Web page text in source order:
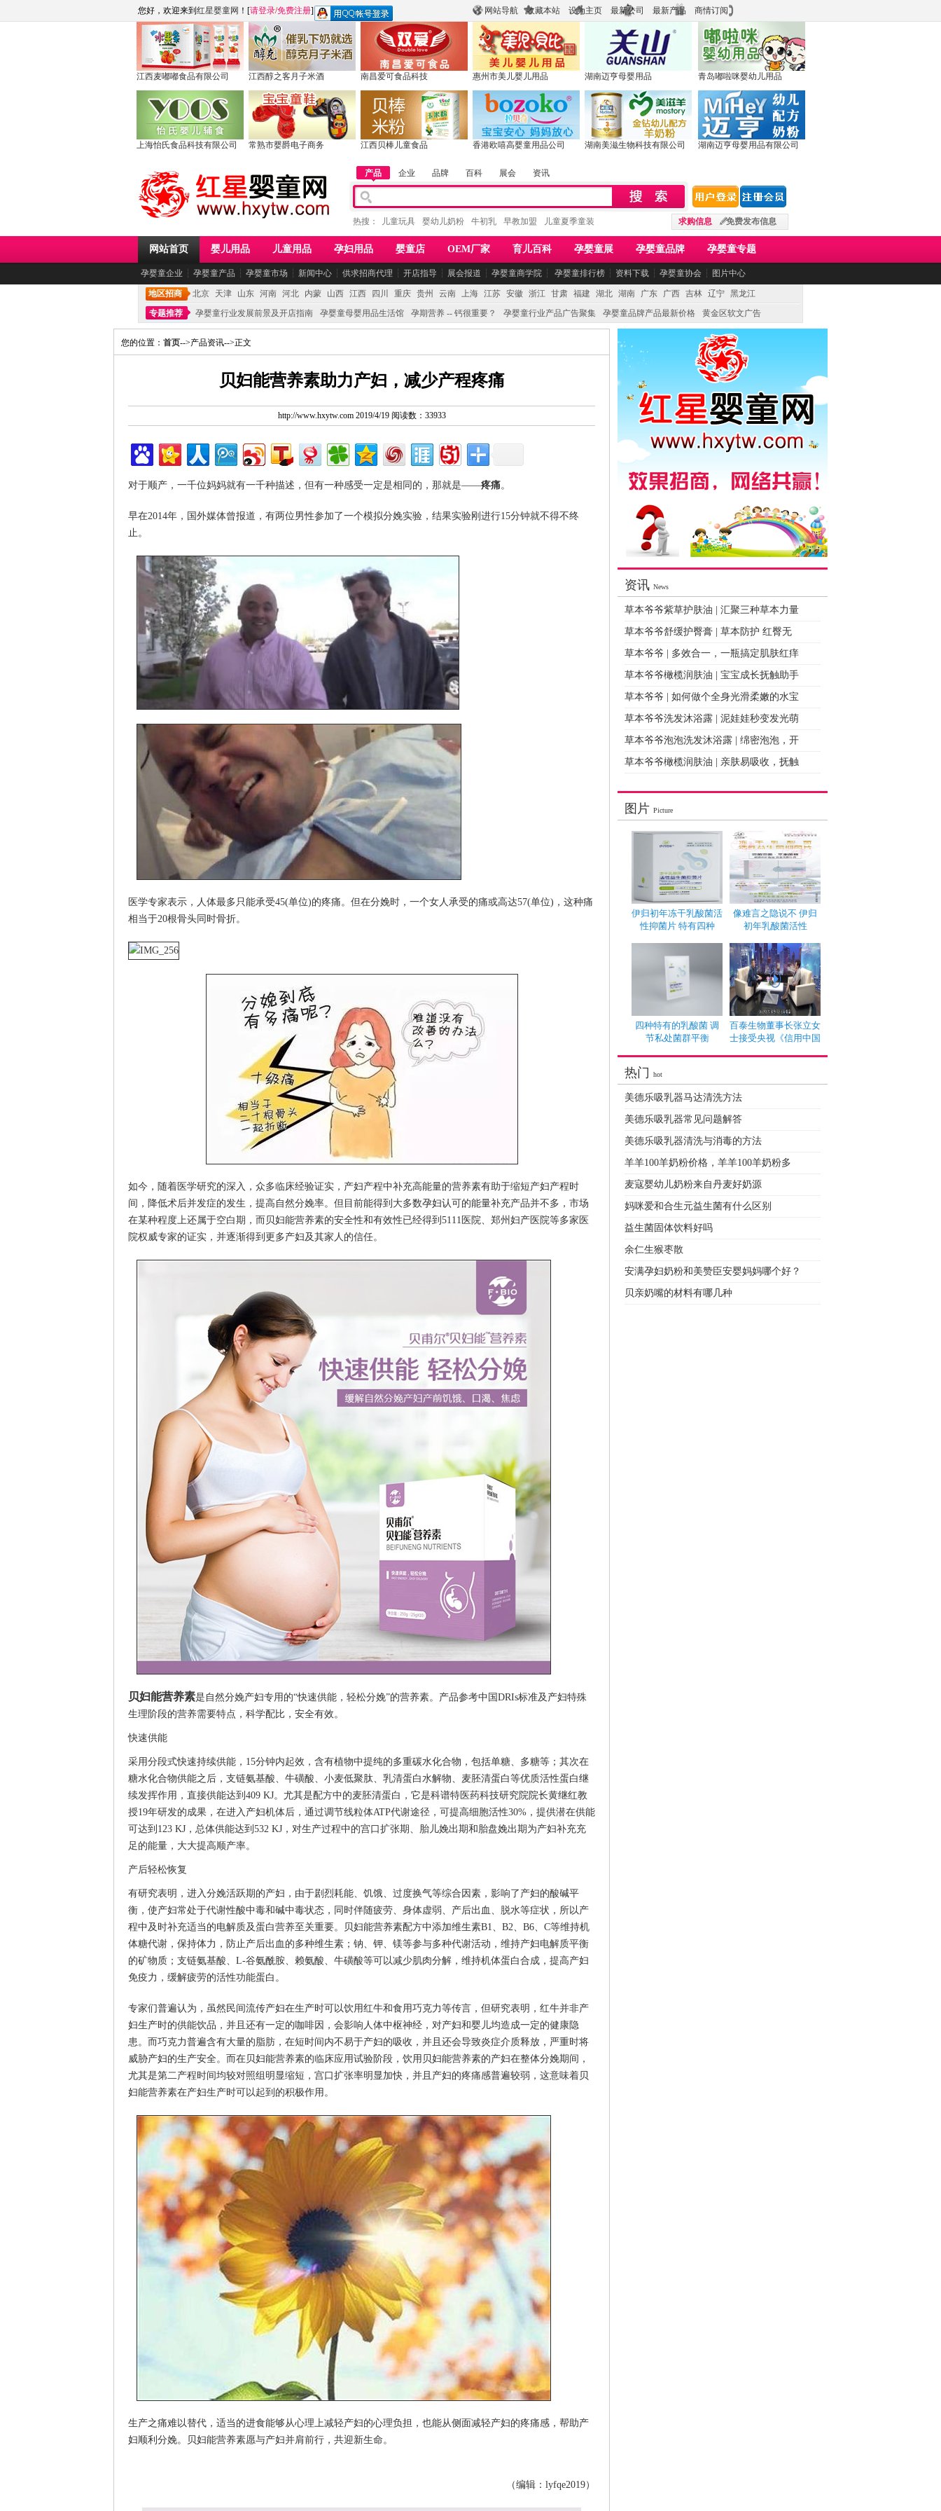
网站导航 收藏本站 设为主页 最新公司 最新产品 商情订阅
您好，欢迎来到 红星婴童网 ！[请登录/免费注册]
江西麦嘟嘟食品有限公司 江西醇之客月子米酒 南昌爱可食品科技 惠州市美儿婴儿用品 湖南迈亨母婴用品 青岛嘟啦咪婴幼儿用品
上海怡氏食品科技有限公司 常熟市婴爵电子商务 江西贝棒儿童食品 香港欧嘻高婴童用品公司 湖南美滋生物科技有限公司 湖南迈亨母婴用品有限公司
产品 企业 品牌 百科 展会 资讯
求购信息 免费发布信息
热搜： 儿童玩具 婴幼儿奶粉 牛初乳 早教加盟 儿童夏季童装
网站首页 婴儿用品 儿童用品 孕妇用品 婴童店 OEM厂家 育儿百科 孕婴童展 孕婴童品牌 孕婴童专题
孕婴童企业 ┆ 孕婴童产品 ┆ 孕婴童市场 ┆ 新闻中心 ┆ 供求招商代理 ┆ 开店指导 ┆ 展会报道 ┆ 孕婴童商学院 ┆ 孕婴童排行榜 ┆ 资料下载 ┆ 孕婴童协会 ┆ 图片中心
地区招商 北京 天津 山东 河南 河北 内蒙 山西 江西 四川 重庆 贵州 云南 上海 江苏 安徽 浙江 甘肃 福建 湖北 湖南 广东 广西 吉林 辽宁 黑龙江
专题推荐
孕婴童行业发展前景及开店指南 孕婴童母婴用品生活馆 孕期营养 -- 钙很重要？ 孕婴童行业产品广告聚集 孕婴童品牌产品最新价格 黄金区软文广告
您的位置： 首页-->产品资讯-->正文
贝妇能营养素助力产妇，减少产程疼痛
http://www.hxytw.com 2019/4/19 阅读数：33933
对于顺产，一千位妈妈就有一千种描述，但有一种感受一定是相同的，那就是——疼痛。
早在2014年，国外媒体曾报道，有两位男性参加了一个模拟分娩实验，结果实验刚进行15分钟就不得不终
止。
医学专家表示，人体最多只能承受45(单位)的疼痛。但在分娩时，一个女人承受的痛或高达57(单位)，这种痛
相当于20根骨头同时骨折。
如今，随着医学研究的深入，众多临床经验证实，产妇产程中补充高能量的营养素有助于缩短产妇产程时
间，降低术后并发症的发生，提高自然分娩率。但目前能得到大多数孕妇认可的能量补充产品并不多，市场
在某种程度上还属于空白期，而贝妇能营养素的安全性和有效性已经得到5111医院、郑州妇产医院等多家医
院权威专家的证实，并逐渐得到更多产妇及其家人的信任。
贝妇能营养素是自然分娩产妇专用的“快速供能，轻松分娩”的营养素。产品参考中国DRIs标准及产妇特殊
生理阶段的营养需要特点，科学配比，安全有效。
快速供能
采用分段式快速持续供能，15分钟内起效，含有植物中提纯的多重碳水化合物，包括单糖、多糖等；其次在
糖水化合物供能之后，支链氨基酸、牛磺酸、小麦低聚肽、乳清蛋白水解物、麦胚清蛋白等优质活性蛋白继
续发挥作用，直接供能达到409 KJ。尤其是配方中的麦胚清蛋白，它是科谱特医药科技研究院院长黄继红教
授19年研发的成果，在进入产妇机体后，通过调节线粒体ATP代谢途径，可提高细胞活性30%，提供潜在供能
可达到123 KJ，总体供能达到532 KJ，对生产过程中的宫口扩张期、胎儿娩出期和胎盘娩出期为产妇补充充
足的能量，大大提高顺产率。
产后轻松恢复
有研究表明，进入分娩活跃期的产妇，由于剧烈耗能、饥饿、过度换气等综合因素，影响了产妇的酸碱平
衡，使产妇常处于代谢性酸中毒和碱中毒状态，同时伴随疲劳、身体虚弱、产后出血、脱水等症状，所以产
程中及时补充适当的电解质及蛋白营养至关重要。贝妇能营养素配方中添加维生素B1、B2、B6、C等维持机
体糖代谢，保持体力，防止产后出血的多种维生素；钠、钾、镁等参与多种代谢活动，维持产妇电解质平衡
的矿物质；支链氨基酸、L-谷氨酰胺、赖氨酸、牛磺酸等可以减少肌肉分解，维持机体蛋白合成，提高产妇
免疫力，缓解疲劳的活性功能蛋白。
专家们普遍认为，虽然民间流传产妇在生产时可以饮用红牛和食用巧克力等传言，但研究表明，红牛并非产
妇生产时的供能饮品，并且还有一定的咖啡因，会影响人体中枢神经，对产妇和婴儿均造成一定的健康隐
患。而巧克力普遍含有大量的脂肪，在短时间内不易于产妇的吸收，并且还会导致炎症介质释放，严重时将
威胁产妇的生产安全。而在贝妇能营养素的临床应用试验阶段，饮用贝妇能营养素的产妇在整体分娩期间，
尤其是第二产程时间均较对照组明显缩短，宫口扩张率明显加快，并且产妇的疼痛感普遍较弱，这意味着贝
妇能营养素在产妇生产时可以起到的积极作用。
生产之痛难以替代，适当的进食能够从心理上减轻产妇的心理负担，也能从侧面减轻产妇的疼痛感，帮助产
妇顺利分娩。贝妇能营养素愿与产妇并肩前行，共迎新生命。
（编辑：lyfqe2019）
资讯 News
草本爷爷紫草护肤油 | 汇聚三种草本力量
草本爷爷舒缓护臀膏 | 草本防护 红臀无
草本爷爷 | 多效合一，一瓶搞定肌肤红痒
草本爷爷橄榄润肤油 | 宝宝成长抚触助手
草本爷爷 | 如何做个全身光滑柔嫩的水宝
草本爷爷洗发沐浴露 | 泥娃娃秒变发光萌
草本爷爷泡泡洗发沐浴露 | 绵密泡泡，开
草本爷爷橄榄润肤油 | 亲肤易吸收，抚触
图片 Picture
伊归初年冻干乳酸菌活
性抑菌片 特有四种
像难言之隐说不 伊归
初年乳酸菌活性
四种特有的乳酸菌 调
节私处菌群平衡
百泰生物董事长张立女
士接受央视《信用中国
热门 hot
美德乐吸乳器马达清洗方法
美德乐吸乳器常见问题解答
美德乐吸乳器清洗与消毒的方法
羊羊100羊奶粉价格，羊羊100羊奶粉多
麦寇婴幼儿奶粉来自丹麦好奶源
妈咪爱和合生元益生菌有什么区别
益生菌固体饮料好吗
余仁生猴枣散
安满孕妇奶粉和美赞臣安婴妈妈哪个好？
贝亲奶嘴的材料有哪几种